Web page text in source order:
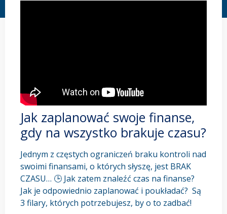
Jak zaplanować swoje finanse,
gdy na wszystko brakuje czasu?
Jednym z częstych ograniczeń braku kontroli nad
swoimi finansami, o których słyszę, jest BRAK
CZASU… 🕒 Jak zatem znaleźć czas na finanse?
Jak je odpowiednio zaplanować i poukładać? Są
3 filary, których potrzebujesz, by o to zadbać!